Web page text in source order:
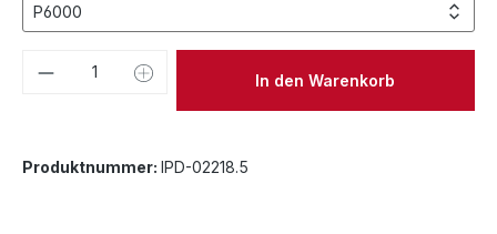
Produkt Anzahl: Gib denIn den Warenkorb
Produktnummer: IPD-02218.5